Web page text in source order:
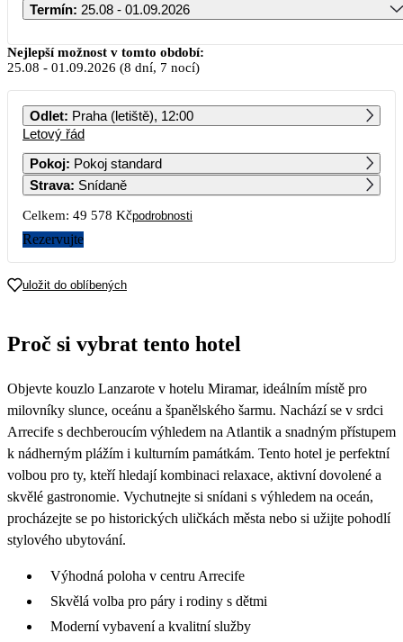
Termín: 25.08 - 01.09.2026
Srpen 2026
PO ÚT ST ČT PÁ SO NE
3
17
24 789
Nejlepší možnost v tomto období:
25.08 - 01.09.2026 (8 dní, 7 nocí)
Odlet: Praha (letiště), 12:00
Letový řád
Pokoj: Pokoj standard
Strava: Snídaně
Celkem: 49 578 Kčpodrobnosti
Rezervujte
uložit do oblíbených
Proč si vybrat tento hotel
Objevte kouzlo Lanzarote v hotelu Miramar, ideálním místě pro
milovníky slunce, oceánu a španělského šarmu. Nachází se v srdci
Arrecife s dechberoucím výhledem na Atlantik a snadným přístupem
k nádherným plážím i kulturním památkám. Tento hotel je perfektní
volbou pro ty, kteří hledají kombinaci relaxace, aktivní dovolené a
skvělé gastronomie. Vychutnejte si snídani s výhledem na oceán,
procházejte se po historických uličkách města nebo si užijte pohodlí
stylového ubytování.
Výhodná poloha v centru Arrecife
Skvělá volba pro páry i rodiny s dětmi
Moderní vybavení a kvalitní služby